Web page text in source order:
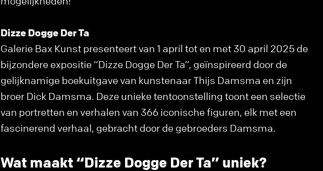
Dizze Dogge Der Ta
Galerie Bax Kunst presenteert van 1 april tot en met 30 april 2025 de
bijzondere expositie “Dizze Dogge Der Ta”, geïnspireerd door de
gelijknamige boekuitgave van kunstenaar Thijs Damsma en zijn
broer Dick Damsma. Deze unieke tentoonstelling toont een selectie
van portretten en verhalen van 366 iconische figuren, elk met een
fascinerend verhaal, gebracht door de gebroeders Damsma.
Wat maakt “Dizze Dogge Der Ta” uniek?